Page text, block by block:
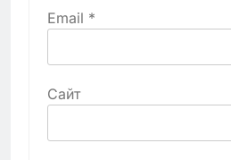
Email *
Сайт